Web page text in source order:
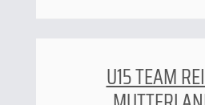
U15 TEAM